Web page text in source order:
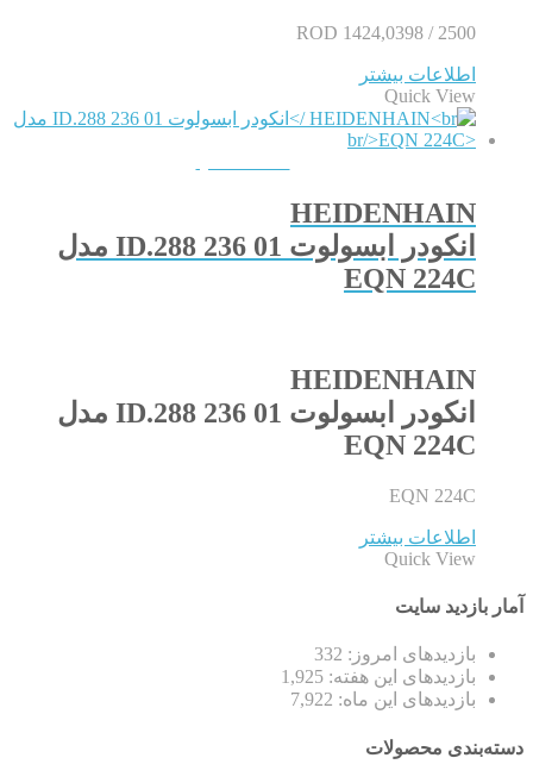
ROD 1424,0398 / 2500
اطلاعات بیشتر
Quick View
HEIDENHAIN
انکودر ابسولوت ID.288 236 01 مدل
EQN 224C
HEIDENHAIN
انکودر ابسولوت ID.288 236 01 مدل
EQN 224C
EQN 224C
اطلاعات بیشتر
Quick View
آمار بازدید سایت
بازدیدهای امروز: 332
بازدیدهای این هفته: 1,925
بازدیدهای این ماه: 7,922
دسته‌بندی محصولات